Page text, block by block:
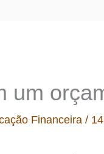
um
Financeira /